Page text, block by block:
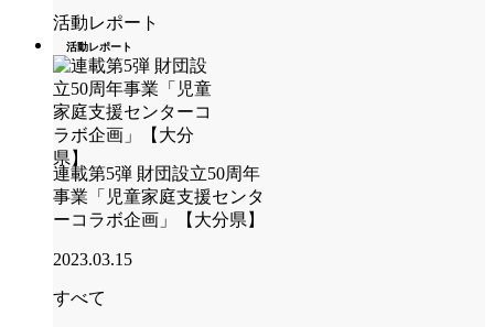
活動レポート
活動レポート
連載第5弾 財団設立50周年
事業「児童家庭支援センタ
ーコラボ企画」【大分県】
2023.03.15
すべて